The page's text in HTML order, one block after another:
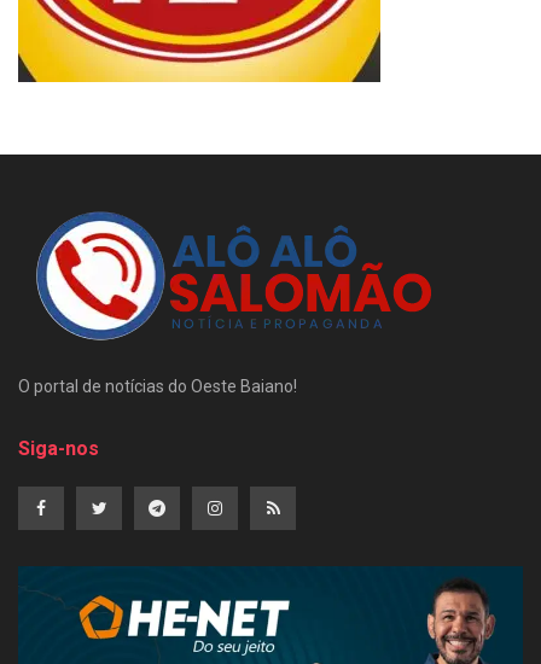
O portal de notícias do Oeste Baiano!
Siga-nos